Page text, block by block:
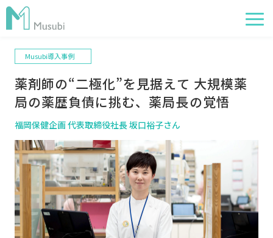
電子薬歴
服薬フォロー
AI在庫管理
事例
サポート・価格
お役立ち情報
イベント
Musubi導入事例
薬剤師の“二極化”を見据えて 大規模薬
局の薬歴負債に挑む、薬局長の覚悟
福岡保健企画 代表取締役社長 坂口裕子さん